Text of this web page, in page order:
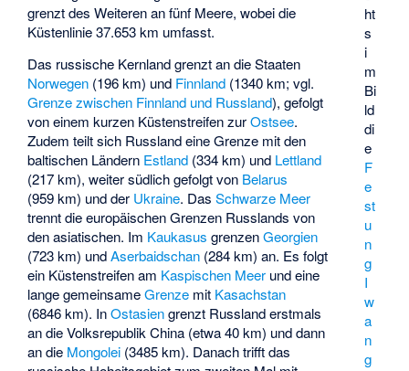
ht
s
i
m
Bi
ld
di
e
F
e
st
u
n
g
I
w
a
n
g
grenzt des Weiteren an fünf Meere, wobei die
Küstenlinie 37.653 km umfasst.
Das russische Kernland grenzt an die Staaten
Norwegen (196 km) und Finnland (1340 km; vgl.
Grenze zwischen Finnland und Russland), gefolgt
von einem kurzen Küstenstreifen zurOstsee.
Zudem teilt sich Russland eine Grenze mit den
baltischen Ländern Estland (334 km) und Lettland
(217 km), weiter südlich gefolgt von Belarus
(959 km) und der Ukraine. DasSchwarze Meer
trennt die europäischen Grenzen Russlands von
den asiatischen. Im Kaukasus grenzenGeorgien
(723 km) undAserbaidschan (284 km) an. Es folgt
ein Küstenstreifen am Kaspischen Meer und eine
lange gemeinsameGrenze mit Kasachstan
(6846 km). InOstasiengrenzt Russland erstmals
an die Volksrepublik China (etwa 40 km) und dann
an die Mongolei (3485 km). Danach trifft das